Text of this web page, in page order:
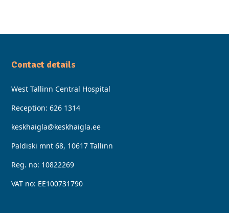
Contact details
West Tallinn Central Hospital
Reception:626 1314
keskhaigla@keskhaigla.ee
Paldiski mnt 68, 10617 Tallinn
Reg. no: 10822269
VAT no: EE100731790